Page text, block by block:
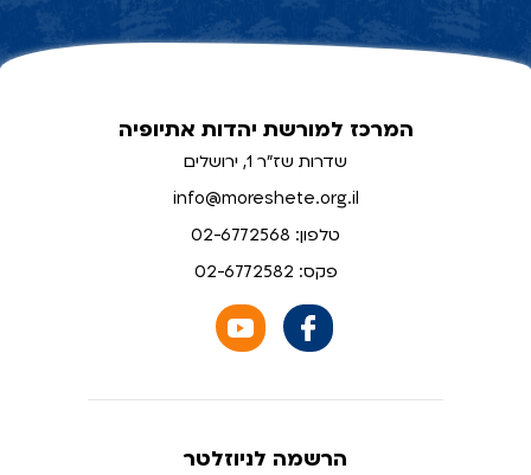
המרכז למורשת יהדות אתיופיה
שדרות שז"ר 1, ירושלים
info@moreshete.org.il
טלפון: 02-6772568
פקס: 02-6772582
הרשמה לניוזלטר